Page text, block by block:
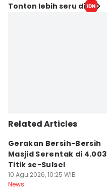
Tonton lebih seru di
Related Articles
Gerakan Bersih-Bersih
Masjid Serentak di 4.003
Titik se-Sulsel
10 Agu 2026, 10:25 WIB
News